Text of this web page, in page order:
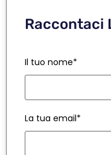
Raccontaci
Il tuo nome*
La tua email*